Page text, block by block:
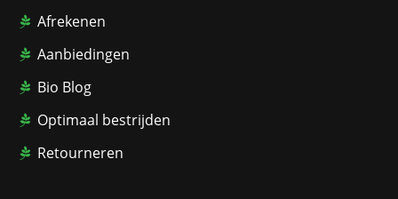
Afrekenen
Aanbiedingen
Bio Blog
Optimaal bestrijden
Retourneren